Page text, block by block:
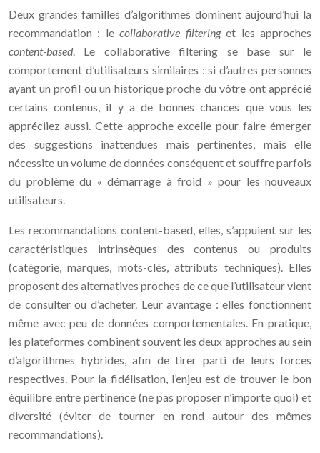
Deux grandes familles d’algorithmes dominent aujourd’hui la
recommandation : lecollaborative filteringet les approches
content-based. Le collaborative filtering se base sur le
comportement d’utilisateurs similaires : si d’autres personnes
ayant un profil ou un historique proche du vôtre ont apprécié
certains contenus, il y a de bonnes chances que vous les
appréciiez aussi. Cette approche excelle pour faire émerger
des suggestions inattendues mais pertinentes, mais elle
nécessite un volume de données conséquent et souffre parfois
du problème du « démarrage à froid » pour les nouveaux
utilisateurs.
Les recommandations content-based, elles, s’appuient sur les
caractéristiques intrinsèques des contenus ou produits
(catégorie, marques, mots-clés, attributs techniques). Elles
proposent des alternatives proches de ce que l’utilisateur vient
de consulter ou d’acheter. Leur avantage : elles fonctionnent
même avec peu de données comportementales. En pratique,
les plateformes combinent souvent les deux approches au sein
d’algorithmes hybrides, afin de tirer parti de leurs forces
respectives. Pour la fidélisation, l’enjeu est de trouver le bon
équilibre entre pertinence (ne pas proposer n’importe quoi) et
diversité (éviter de tourner en rond autour des mêmes
recommandations).